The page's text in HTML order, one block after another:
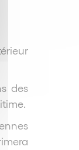
des